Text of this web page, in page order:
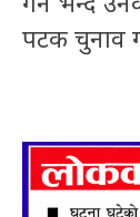
पटक चुनाव